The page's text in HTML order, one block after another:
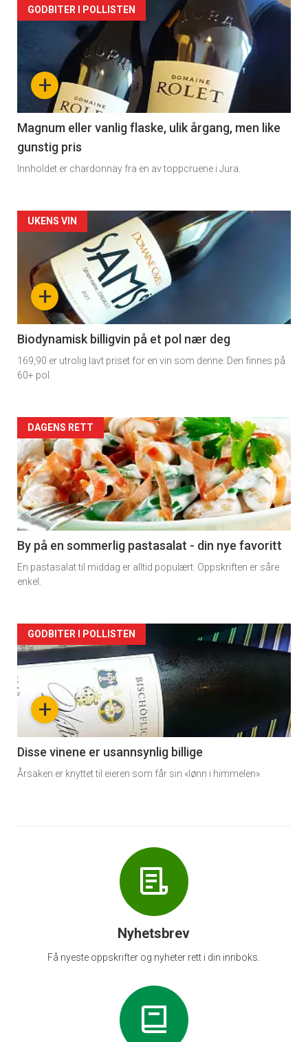
Forsiden
akkurat
nå
3
+
GODBITER I POLLISTEN
Magnum eller vanlig flaske, ulik årgang, men like
gunstig pris
Innholdet er chardonnay fra en av toppcruene i Jura.
Forsiden
akkurat
nå
4
+
UKENS VIN
Biodynamisk billigvin på et pol nær deg
169,90 er utrolig lavt priset for en vin som denne. Den finnes på
60+ pol.
Forsiden
akkurat
nå
-
5
DAGENS RETT
By på en sommerlig pastasalat - din nye favoritt
En pastasalat til middag er alltid populært. Oppskriften er såre
enkel.
Forsiden
akkurat
nå
6
+
GODBITER I POLLISTEN
Disse vinene er usannsynlig billige
Årsaken er knyttet til eieren som får sin «lønn i himmelen».
Nyhetsbrev
Få nyeste oppskrifter og nyheter rett i din innboks.